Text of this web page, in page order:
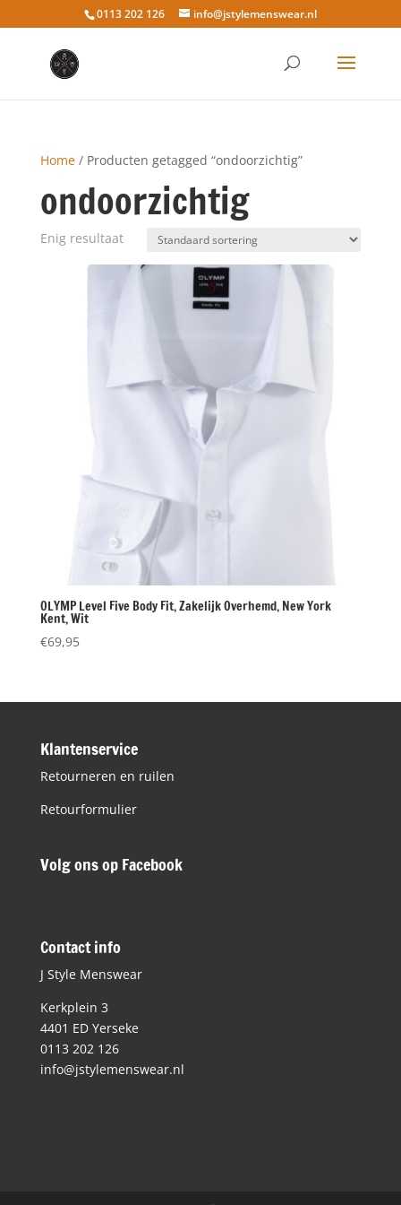
0113 202 126 info@jstylemenswear.nl
Home/ Producten getagged “ondoorzichtig”
ondoorzichtig
Enig resultaat
OLYMP Level Five Body Fit, Zakelijk Overhemd, New York
Kent, Wit
€69,95
Klantenservice
Retourneren en ruilen
Retourformulier
Volg ons op Facebook
Contact info
J Style Menswear
Kerkplein 3
4401 ED Yerseke
0113 202 126
info@jstylemenswear.nl